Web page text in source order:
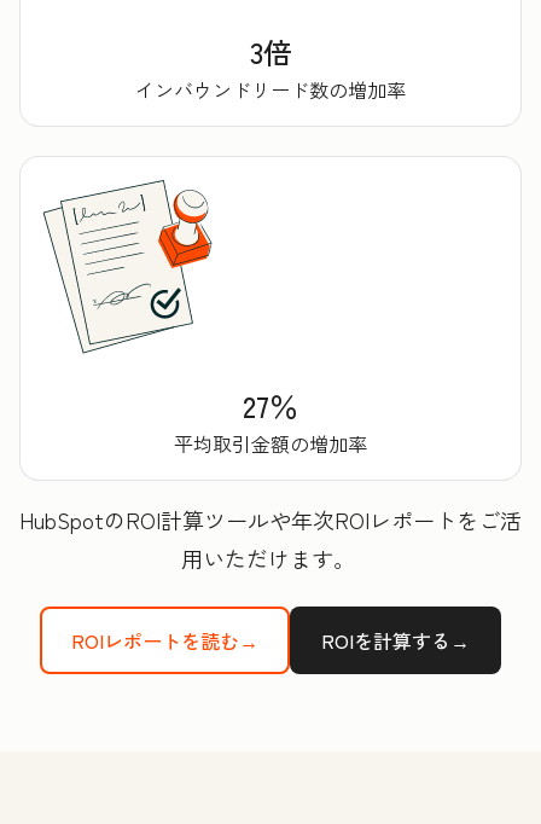
3倍
インバウンドリード数の増加率
27％
平均取引金額の増加率
HubSpotのROI計算ツールや年次ROIレポートをご活
用いただけます。
ROIレポートを読む→ ROIを計算する→